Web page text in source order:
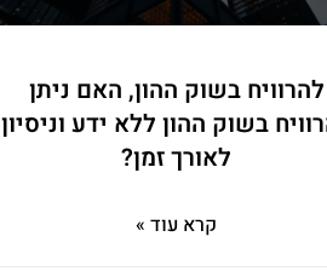
להרוויח בשוק ההון, האם ניתן
בשוק ההון ללא ידע וניסיון
לאורך זמן?
קרא עוד »